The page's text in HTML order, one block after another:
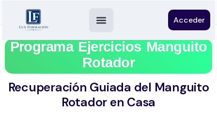
Acceder
Programa Ejercicios Manguito
Rotador
Recuperación Guiada del Manguito
Rotador en Casa